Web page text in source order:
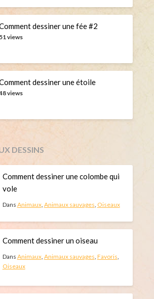
dessiner une fée #2
51 views
dessiner une étoile
views
DESSINS
Comment dessiner une colombe qui
vole
Dans Animaux, Animaux sauvages, Oiseaux
Comment dessiner un oiseau
Dans Animaux, Animaux sauvages Favoris
Oiseaux